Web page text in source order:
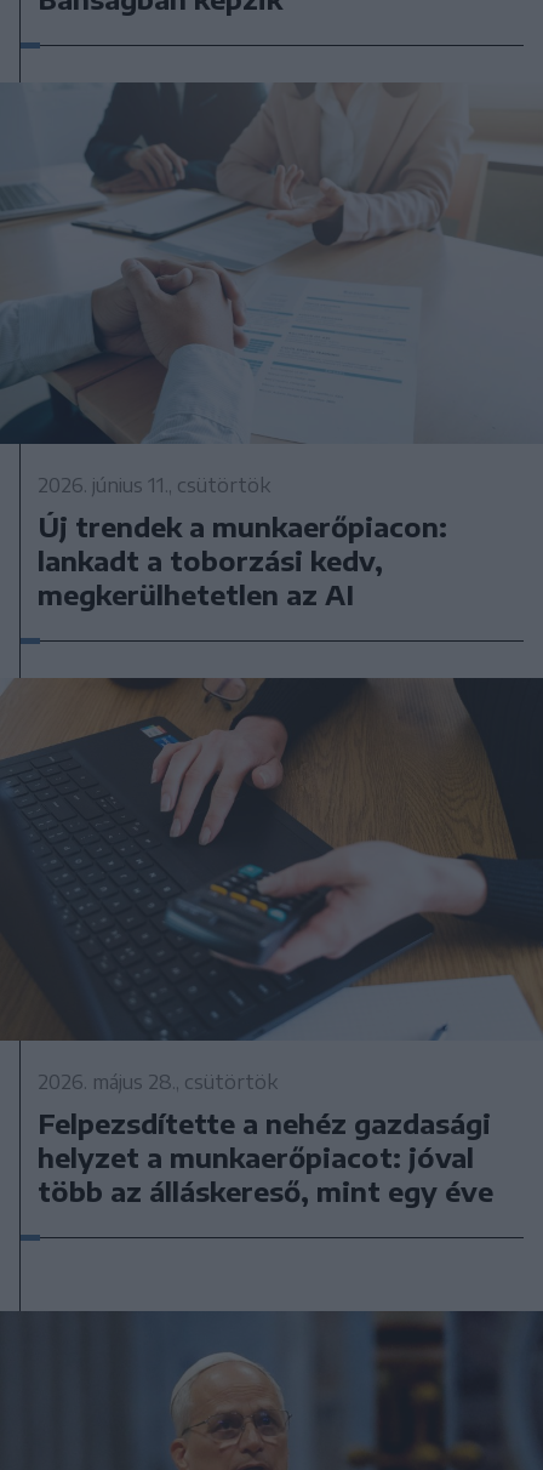
2026. június 11., csütörtök
Új trendek a munkaerőpiacon:
lankadt a toborzási kedv,
megkerülhetetlen az AI
2026. május 28., csütörtök
Felpezsdítette a nehéz gazdasági
helyzet a munkaerőpiacot: jóval
több az álláskereső, mint egy éve